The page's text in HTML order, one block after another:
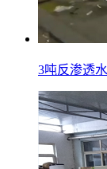
3吨反渗透